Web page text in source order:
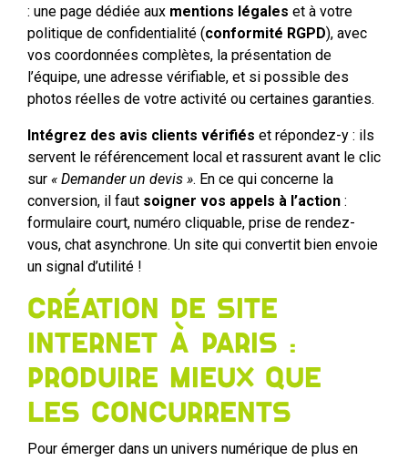
: une page dédiée aux mentions légales et à votre
politique de confidentialité (conformité RGPD), avec
vos coordonnées complètes, la présentation de
l’équipe, une adresse vérifiable, et si possible des
photos réelles de votre activité ou certaines garanties.
Intégrez des avis clients vérifiés et répondez-y : ils
servent le référencement local et rassurent avant le clic
sur « Demander un devis ». En ce qui concerne la
conversion, il faut soigner vos appels à l’action :
formulaire court, numéro cliquable, prise de rendez-
vous, chat asynchrone. Un site qui convertit bien envoie
un signal d’utilité !
Création de site
internet à Paris :
produire mieux que
les concurrents
Pour émerger dans un univers numérique de plus en